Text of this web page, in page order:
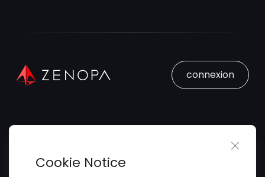
connexion
Soumettez votre CV
Trouver des Talents
Cookie Notice
Close